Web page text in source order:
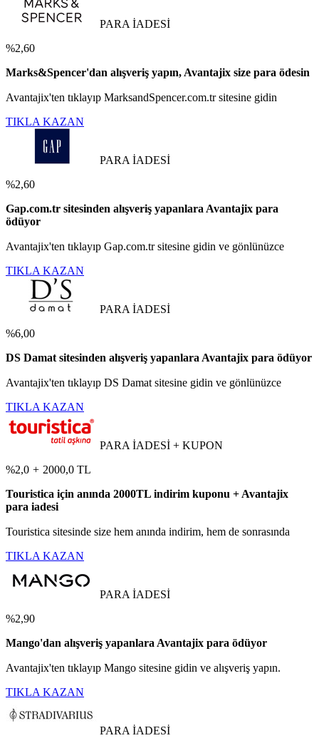
PARA İADESİ
%2,60
Marks&Spencer'dan alışveriş yapın, Avantajix size para ödesin
Avantajix'ten tıklayıp MarksandSpencer.com.tr sitesine gidin
TIKLA KAZAN
PARA İADESİ
%2,60
Gap.com.tr sitesinden alışveriş yapanlara Avantajix para
ödüyor
Avantajix'ten tıklayıp Gap.com.tr sitesine gidin ve gönlünüzce
TIKLA KAZAN
PARA İADESİ
%6,00
DS Damat sitesinden alışveriş yapanlara Avantajix para ödüyor
Avantajix'ten tıklayıp DS Damat sitesine gidin ve gönlünüzce
TIKLA KAZAN
PARA İADESİ + KUPON
%2,0 + 2000,0 TL
Touristica için anında 2000TL indirim kuponu + Avantajix
para iadesi
Touristica sitesinde size hem anında indirim, hem de sonrasında
TIKLA KAZAN
PARA İADESİ
%2,90
Mango'dan alışveriş yapanlara Avantajix para ödüyor
Avantajix'ten tıklayıp Mango sitesine gidin ve alışveriş yapın.
TIKLA KAZAN
PARA İADESİ